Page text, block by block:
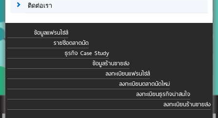
ติดต่อเรา
ข้อมูลแฟรนไชส์
รายชื่อตลาดนัด
ธุรกิจ Case Study
ข้อมูลร้านขายส่ง
ลงทะเบียนแฟรนไชส์
ลงทะเบียนตลาดนัดใหม่
ลงทะเบียนธุรกิจน่าสนใจ
ลงทะเบียนร้านขายส่ง